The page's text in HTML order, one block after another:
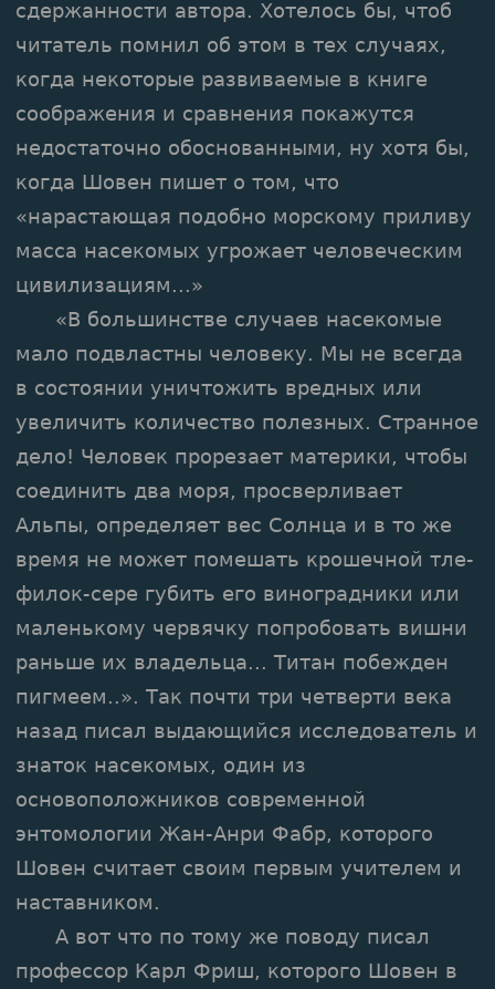
сдержанности автора. Хотелось бы, чтоб
читатель помнил об этом в тех случаях,
когда некоторые развиваемые в книге
соображения и сравнения покажутся
недостаточно обоснованными, ну хотя бы,
когда Шовен пишет о том, что
«нарастающая подобно морскому приливу
масса насекомых угрожает человеческим
цивилизациям...»
«В большинстве случаев насекомые
мало подвластны человеку. Мы не всегда
в состоянии уничтожить вредных или
увеличить количество полезных. Странное
дело! Человек прорезает материки, чтобы
соединить два моря, просверливает
Альпы, определяет вес Солнца и в то же
время не может помешать крошечной тле-
филок-сере губить его виноградники или
маленькому червячку попробовать вишни
раньше их владельца... Титан побежден
пигмеем..». Так почти три четверти века
назад писал выдающийся исследователь и
знаток насекомых, один из
основоположников современной
энтомологии Жан-Анри Фабр, которого
Шовен считает своим первым учителем и
наставником.
А вот что по тому же поводу писал
профессор Карл Фриш, которого Шовен в